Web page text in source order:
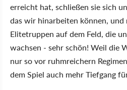
erreicht hat, schließen sie sich
das wir hinarbeiten können, und
Elitetruppen auf dem Feld, die
wachsen - sehr schön! Weil die
nur so vor ruhmreichern
dem Spiel auch mehr Tiefgang